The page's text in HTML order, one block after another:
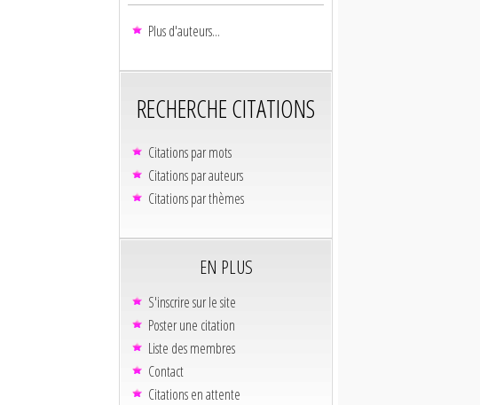
Plus d'auteurs...
RECHERCHE CITATIONS
Citations par mots
Citations par auteurs
Citations par thèmes
EN PLUS
S'inscrire sur le site
Poster une citation
Liste des membres
Contact
Citations en attente